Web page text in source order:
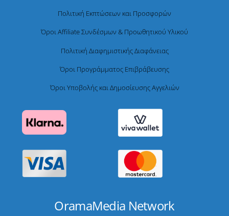
Πολιτική Εκπτώσεων και Προσφορών
Όροι Affiliate Συνδέσμων & Προωθητικού Υλικού
Πολιτική Διαφημιστικής Διαφάνειας
Όροι Προγράμματος Επιβράβευσης
Όροι Υποβολής και Δημοσίευσης Αγγελιών
OramaMedia Network